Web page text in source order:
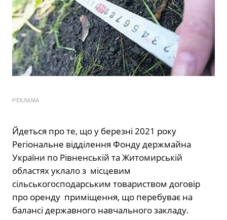
РЕКЛАМА
Йдеться про те, що у березні 2021 року
Регіональне відділення Фонду держмайна
України по Рівненській та Житомирській
областях уклало з місцевим
сільськогосподарським товариством договір
про оренду приміщення, що перебуває на
балансі державного навчального закладу.